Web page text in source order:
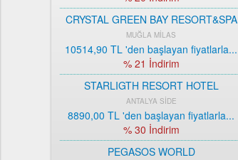
CRYSTAL GREEN BAY RESORT&SPA
MUĞLA MİLAS
10514,90 TL 'den başlayan fiyatlarla...
% 21 İndirim
STARLIGTH RESORT HOTEL
ANTALYA SİDE
8890,00 TL 'den başlayan fiyatlarla...
% 30 İndirim
PEGASOS WORLD